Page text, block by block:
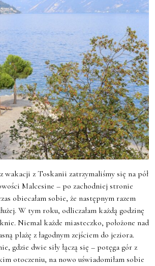
wakacji z Toskanii zatrzymaliśmy się na pół
Malcesine – po zachodniej stronie
obiecałam sobie, że następnym razem
W tym roku, odliczałam każdą godzinę
Niemal każde miasteczko, położone nad
plażę z łagodnym zejściem do jeziora.
gdzie dwie siły łączą się – potęga gór z
otoczeniu, na nowo uświadomiłam sobie